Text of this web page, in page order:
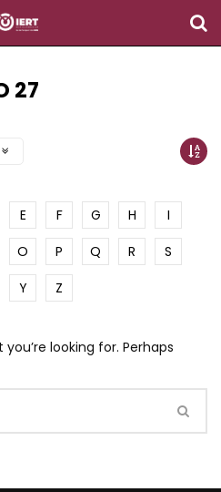
27
E F G H
I
O P Q R
S
Y Z
looking for. Perhaps